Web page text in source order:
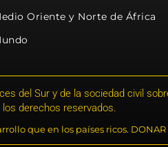
Oriente y Norte de África
del Sur y de la sociedad civil
derechos reservados.
que en los países ricos. DONAR